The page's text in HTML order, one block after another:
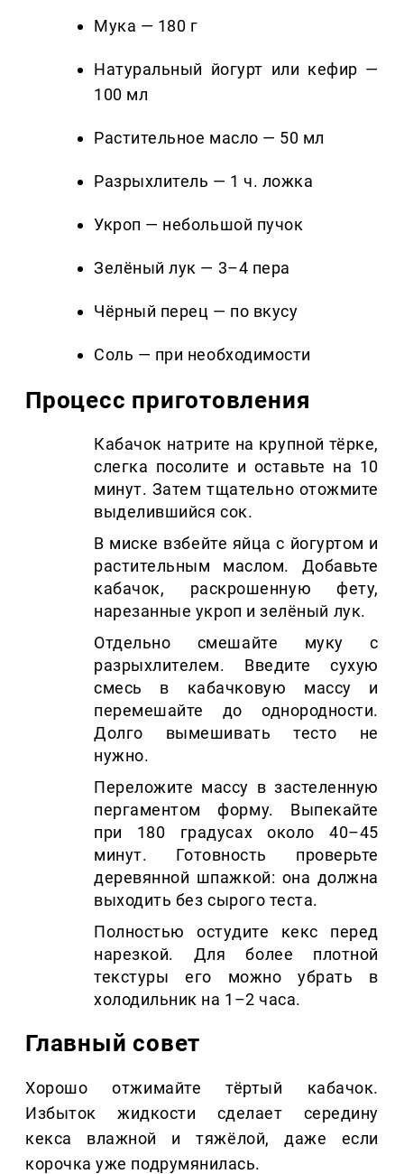
Мука — 180 г
Натуральный йогурт или кефир —
100 мл
Растительное масло — 50 мл
Разрыхлитель — 1 ч. ложка
Укроп — небольшой пучок
Зелёный лук — 3–4 пера
Чёрный перец — по вкусу
Соль — при необходимости
Процесс приготовления
Кабачок натрите на крупной тёрке,
слегка посолите и оставьте на 10
минут. Затем тщательно отожмите
выделившийся сок.
В миске взбейте яйца с йогуртом и
растительным маслом. Добавьте
кабачок, раскрошенную фету,
нарезанные укроп и зелёный лук.
Отдельно смешайте муку с
разрыхлителем. Введите сухую
смесь в кабачковую массу и
перемешайте до однородности.
Долго вымешивать тесто не
нужно.
Переложите массу в застеленную
пергаментом форму. Выпекайте
при 180 градусах около 40–45
минут. Готовность проверьте
деревянной шпажкой: она должна
выходить без сырого теста.
Полностью остудите кекс перед
нарезкой. Для более плотной
текстуры его можно убрать в
холодильник на 1–2 часа.
Главный совет
Хорошо отжимайте тёртый кабачок.
Избыток жидкости сделает середину
кекса влажной и тяжёлой, даже если
корочка уже подрумянилась.